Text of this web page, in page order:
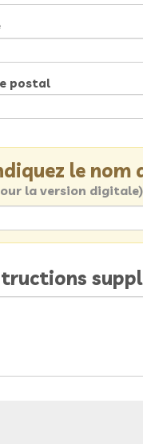
postal
le nom
la version digitale)